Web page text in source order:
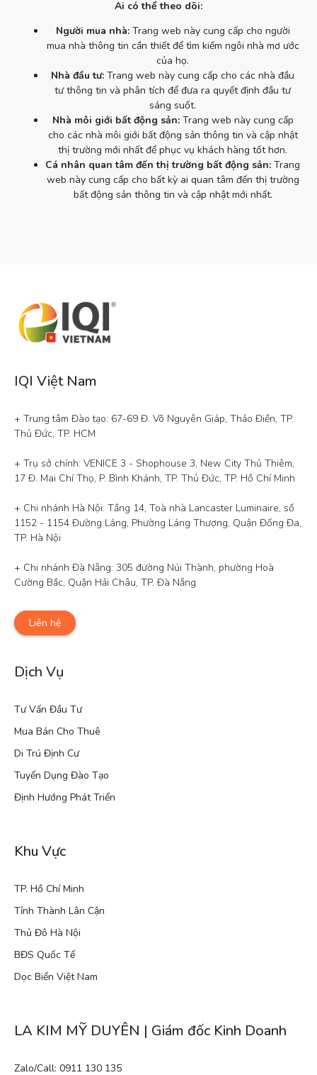
Ai có thể theo dõi:
Người mua nhà:Trang web này cung cấp cho người
mua nhà thông tin cần thiết để tìm kiếm ngôi nhà mơ ước
của họ.
Nhà đầu tư: Trang web này cung cấp cho các nhà đầu
tư thông tin và phân tích để đưa ra quyết định đầu tư
sáng suốt.
Nhà môi giới bất động sản:Trang web này cung cấp
cho các nhà môi giới bất động sản thông tin và cập nhật
thị trường mới nhất để phục vụ khách hàng tốt hơn.
Cá nhân quan tâm đến thị trường bất động sản: Trang
web này cung cấp cho bất kỳ ai quan tâm đến thị trường
bất động sản thông tin và cập nhật mới nhất.
IQI Việt Nam
+ Trung tâm Đào tạo: 67-69 Đ. Võ Nguyên Giáp, Thảo Điền, TP.
Thủ Đức, TP. HCM
+ Trụ sở chính: VENICE 3 - Shophouse 3, New City Thủ Thiêm,
17 Đ. Mai Chí Thọ, P. Bình Khánh, TP. Thủ Đức, TP. Hồ Chí Minh
+ Chi nhánh Hà Nội: Tầng 14, Toà nhà Lancaster Luminaire, số
1152 - 1154 Đường Láng, Phường Láng Thượng, Quận Đống Đa,
TP. Hà Nội
+ Chi nhánh Đà Nẵng: 305 đường Núi Thành, phường Hoà
Cường Bắc, Quận Hải Châu, TP. Đà Nẵng
Liên hệ
Dịch Vụ
Tư Vấn Đầu Tư
Mua Bán Cho Thuê
Di Trú Định Cư
Tuyển Dụng Đào Tạo
Định Hướng Phát Triển
Khu Vực
TP. Hồ Chí Minh
Tỉnh Thành Lân Cận
Thủ Đô Hà Nội
BĐS Quốc Tế
Dọc Biển Việt Nam
LA KIM MỸ DUYÊN | Giám đốc Kinh Doanh
Zalo/Call: 0911 130 135